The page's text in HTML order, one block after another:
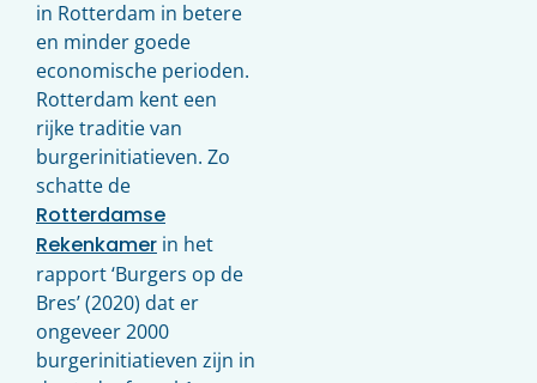
in Rotterdam in betere
en minder goede
economische perioden.
Rotterdam kent een
rijke traditie van
burgerinitiatieven. Zo
schatte de
Rotterdamse
Rekenkamer in het
rapport ‘Burgers op de
Bres’ (2020) dat er
ongeveer 2000
burgerinitiatieven zijn in